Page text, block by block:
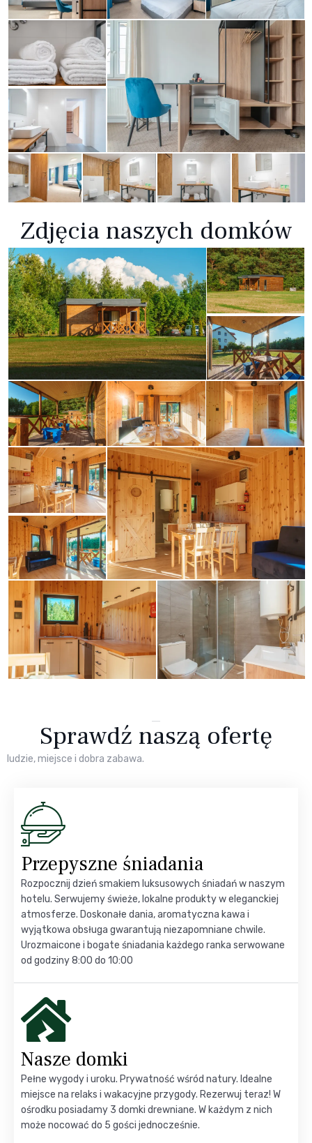
Zdjęcia naszych domków
Sprawdź naszą ofertę
ludzie, miejsce i dobra zabawa.
Przepyszne śniadania
Rozpocznij dzień smakiem luksusowych śniadań w naszym
hotelu. Serwujemy świeże, lokalne produkty w eleganckiej
atmosferze. Doskonałe dania, aromatyczna kawa i
wyjątkowa obsługa gwarantują niezapomniane chwile.
Urozmaicone i bogate śniadania każdego ranka serwowane
od godziny 8:00 do 10:00
Nasze domki
Pełne wygody i uroku. Prywatność wśród natury. Idealne
miejsce na relaks i wakacyjne przygody. Rezerwuj teraz! W
ośrodku posiadamy 3 domki drewniane. W każdym z nich
może nocować do 5 gości jednocześnie.